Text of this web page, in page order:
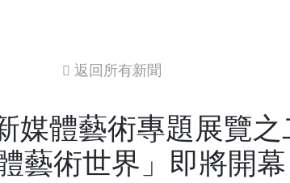
icon
返回所有新聞
體藝術專題展覽
藝術世界」即將開幕